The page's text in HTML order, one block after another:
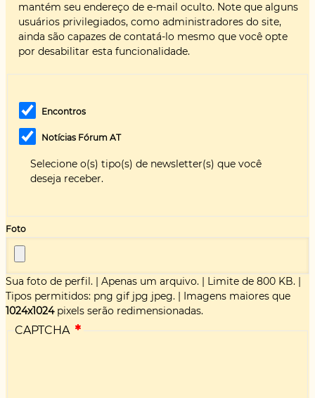
mantém seu endereço de e-mail oculto. Note que alguns
usuários privilegiados, como administradores do site,
ainda são capazes de contatá-lo mesmo que você opte
por desabilitar esta funcionalidade.
Encontros
Notícias Fórum AT
Selecione o(s) tipo(s) de newsletter(s) que você
deseja receber.
Foto
Sua foto de perfil. | Apenas um arquivo. | Limite de 800 KB. |
Tipos permitidos: png gif jpg jpeg. | Imagens maiores que
1024x1024pixels serão redimensionadas.
CAPTCHA